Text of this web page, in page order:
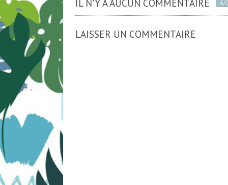
IL N'Y A AUCUN COMMENTAIRE
LAISSER UN COMMENTAIRE